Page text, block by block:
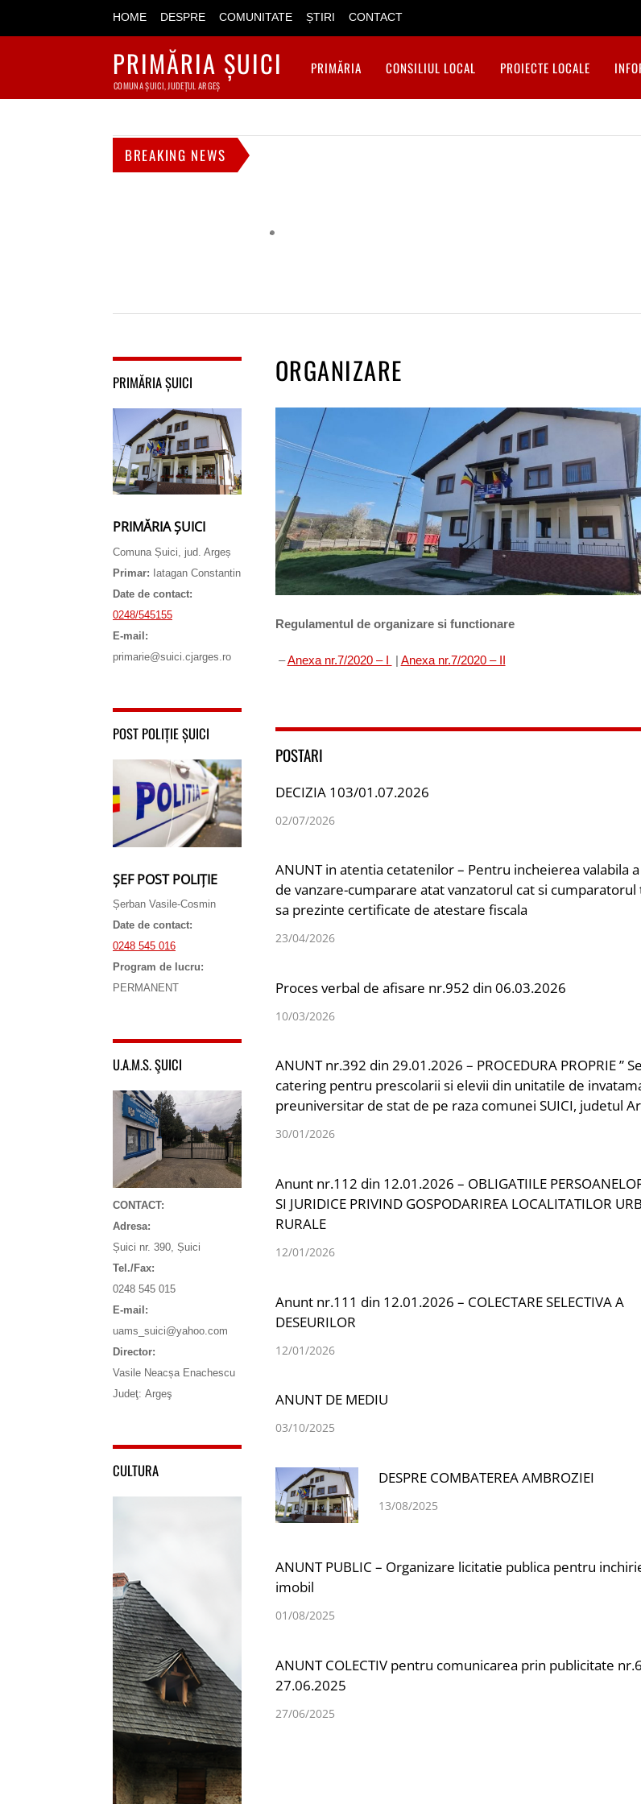
HOME DESPRE COMUNITATE ȘTIRI CONTACT
PRIMĂRIA ȘUICI
COMUNA ȘUICI, JUDEȚUL ARGEȘ
PRIMĂRIA CONSILIUL LOCAL PROIECTE LOCALE
BREAKING NEWS
ORGANIZARE
Regulamentul de organizare si functionare
–Anexa nr.7/2020 – I | Anexa nr.7/2020 – II
POSTARI
DECIZIA 103/01.07.2026
02/07/2026
ANUNT in atentia cetatenilor – Pentru incheierea valabila
de vanzare-cumparare atat vanzatorul cat si
sa prezinte certificate de atestare fiscala
23/04/2026
Proces verbal de afisare nr.952 din 06.03.2026
10/03/2026
ANUNT nr.392 din 29.01.2026 – PROCEDURA PROPRIE ”
catering pentru prescolarii si elevii din unitatile de
preuniversitar de stat de pe raza comunei SUICI, judetul
30/01/2026
Anunt nr.112 din 12.01.2026 – OBLIGATIILE
SI JURIDICE PRIVIND GOSPODARIREA LOCALITATILOR
RURALE
12/01/2026
Anunt nr.111 din 12.01.2026 – COLECTARE SELECTIVA A
DESEURILOR
12/01/2026
ANUNT DE MEDIU
03/10/2025
DESPRE COMBATEREA AMBROZIEI
13/08/2025
ANUNT PUBLIC – Organizare licitatie publica pentru
imobil
01/08/2025
ANUNT COLECTIV pentru comunicarea prin publicitate
27.06.2025
27/06/2025
PRIMĂRIA ȘUICI
PRIMĂRIA ȘUICI
Comuna Șuici, jud. Argeș
Primar: Iatagan Constantin
Date de contact:
0248/545155
E-mail:
primarie@suici.cjarges.ro
POST POLIȚIE ȘUICI
ȘEF POST POLIȚIE
Șerban Vasile-Cosmin
Date de contact:
0248 545 016
Program de lucru:
PERMANENT
U.A.M.S. ŞUICI
CONTACT:
Adresa:
Șuici nr. 390, Șuici
Tel./Fax:
0248 545 015
E-mail:
uams_suici@yahoo.com
Director:
Vasile Neacșa Enachescu
Judeţ: Argeş
CULTURA